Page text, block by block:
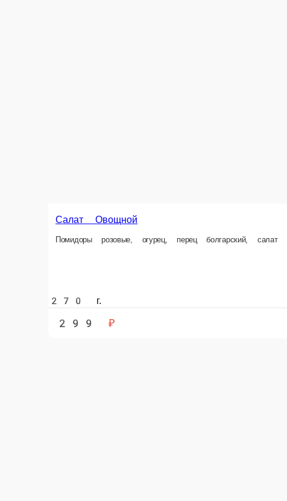
Салат Овощной
Помидоры розовые, огурец, перец болгарский,
270 г.
299 ₽